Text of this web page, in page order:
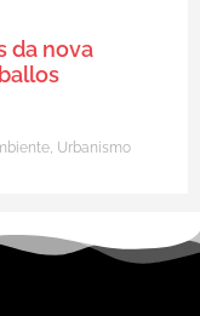
da nova
Urbanismo